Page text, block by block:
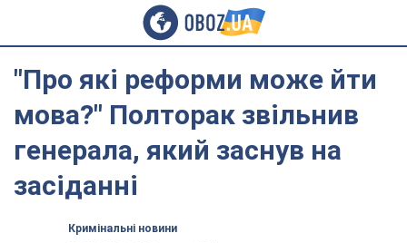
"Про які реформи може йти
мова?" Полторак звільнив
генерала, який заснув на
засіданні
Кримінальні новини